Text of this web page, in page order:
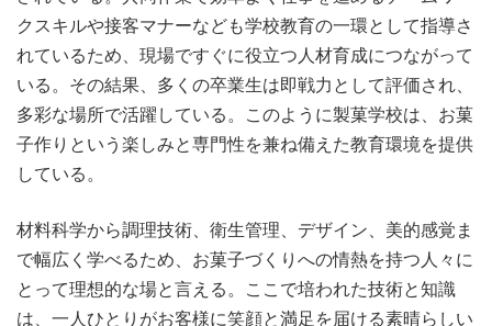
クスキルや接客マナーなども学校教育の一環として指導さ
れているため、現場ですぐに役立つ人材育成につながって
いる。その結果、多くの卒業生は即戦力として評価され、
多彩な場所で活躍している。このように製菓学校は、お菓
子作りという楽しみと専門性を兼ね備えた教育環境を提供
している。
材料科学から調理技術、衛生管理、デザイン、美的感覚ま
で幅広く学べるため、お菓子づくりへの情熱を持つ人々に
とって理想的な場と言える。ここで培われた技術と知識
は、一人ひとりがお客様に笑顔と満足を届ける素晴らしい